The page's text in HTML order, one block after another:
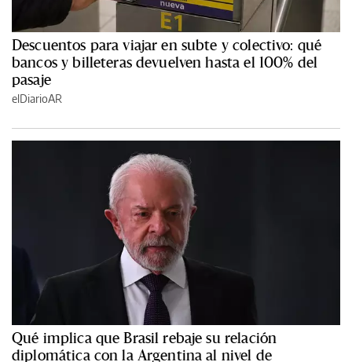
Descuentos para viajar en subte y colectivo: qué
bancos y billeteras devuelven hasta el 100% del
pasaje
elDiarioAR
Qué implica que Brasil rebaje su relación
diplomática con la Argentina al nivel de